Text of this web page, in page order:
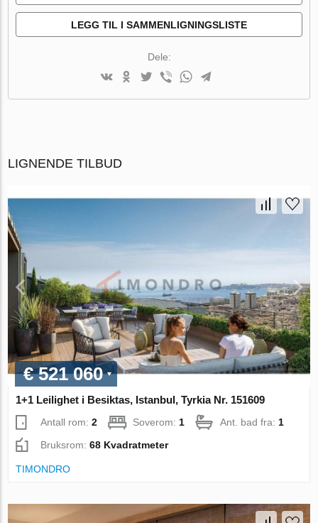
LEGG TIL I SAMMENLIGNINGSLISTE
Dele:
LIGNENDE TILBUD
€ 521 060
1+1 Leilighet i Besiktas, Istanbul, Tyrkia Nr. 151609
Antall rom:2 Soverom:1 Ant. bad fra:1
Bruksrom:68 Kvadratmeter
TIMONDRO